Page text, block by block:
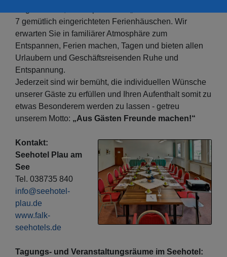
7 gemütlich eingerichteten Ferienhäuschen. Wir
erwarten Sie in familiärer Atmosphäre zum
Entspannen, Ferien machen, Tagen und bieten allen
Urlaubern und Geschäftsreisenden Ruhe und
Entspannung.
Jederzeit sind wir bemüht, die individuellen Wünsche
unserer Gäste zu erfüllen und Ihren Aufenthalt somit zu
etwas Besonderem werden zu lassen - getreu
unserem Motto: „Aus Gästen Freunde machen!“
Kontakt:
Seehotel Plau am
See
Tel. 038735 840
info@seehotel-
plau.de
www.falk-
seehotels.de
Tagungs- und Veranstaltungsräume im Seehotel: